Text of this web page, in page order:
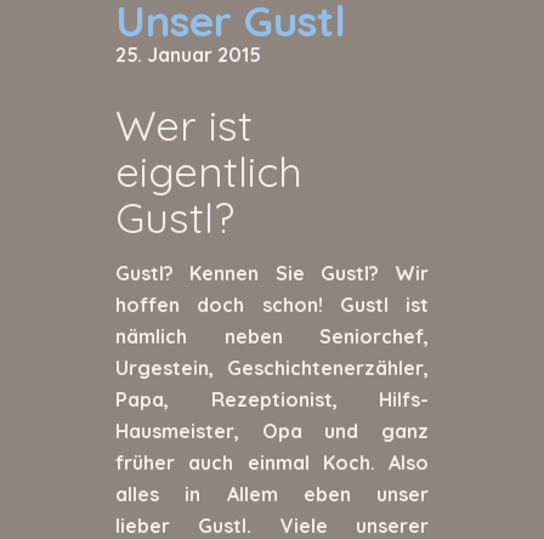
Unser Gustl
25. Januar 2015
Wer ist
eigentlich
Gustl?
Gustl? Kennen Sie Gustl? Wir
hoffen doch schon! Gustl ist
nämlich neben Seniorchef,
Urgestein, Geschichtenerzähler,
Papa, Rezeptionist, Hilfs-
Hausmeister, Opa und ganz
früher auch einmal Koch. Also
alles in Allem eben unser
lieber Gustl. Viele unserer